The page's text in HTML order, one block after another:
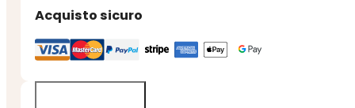
Acquisto sicuro